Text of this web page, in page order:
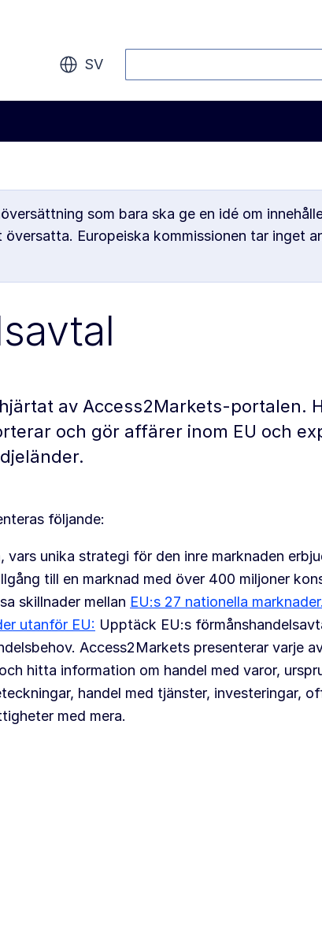
SV
som bara ska ge en idé om
Europeiska kommissionen tar inget
av Access2Markets-portalen.
och gör affärer inom EU och
följande:
vars unika strategi för den inre marknaden
till en marknad med över 400 miljoner
skillnader mellan EU:s 27 nationella marknader.
utanför EU: Upptäck EU:s
Access2Markets presenterar varje
hitta information om handel med varor,
handel med tjänster, investeringar,
med mera.